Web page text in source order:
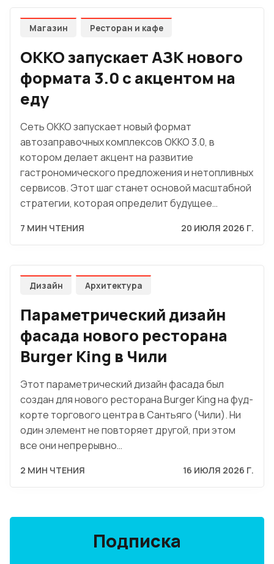
Магазин Ресторан и кафе
OKKO запускает АЗК нового
формата 3.0 с акцентом на
еду
Сеть OKKO запускает новый формат
автозаправочных комплексов OKKO 3.0, в
котором делает акцент на развитие
гастрономического предложения и нетопливных
сервисов. Этот шаг станет основой масштабной
стратегии, которая определит будущее…
7 МИН ЧТЕНИЯ 20 ИЮЛЯ 2026 Г.
Дизайн Архитектура
Параметрический дизайн
фасада нового ресторана
Burger King в Чили
Этот параметрический дизайн фасада был
создан для нового ресторана Burger King на фуд-
корте торгового центра в Сантьяго (Чили). Ни
один элемент не повторяет другой, при этом
все они непрерывно…
2 МИН ЧТЕНИЯ 16 ИЮЛЯ 2026 Г.
Подписка